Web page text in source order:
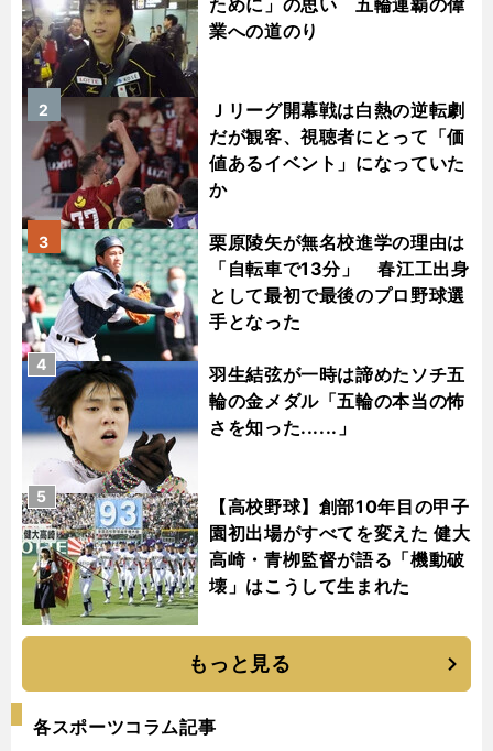
業への道のり
Ｊリーグ開幕戦は白熱の逆転劇
だが観客、視聴者にとって「価
値あるイベント」になっていた
か
2
栗原陵矢が無名校進学の理由は
「自転車で13分」 春江工出身
として最初で最後のプロ野球選
手となった
3
羽生結弦が一時は諦めたソチ五
輪の金メダル「五輪の本当の怖
さを知った......」
4
【高校野球】創部10年目の甲子
園初出場がすべてを変えた 健大
高崎・青栁監督が語る「機動破
壊」はこうして生まれた
5
もっと見る
各スポーツコラム記事